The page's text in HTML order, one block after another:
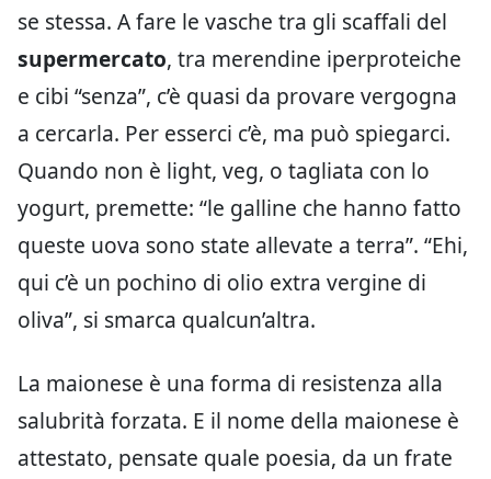
se stessa. A fare le vasche tra gli scaffali del
supermercato, tra merendine iperproteiche
e cibi “senza”, c’è quasi da provare vergogna
a cercarla. Per esserci c’è, ma può spiegarci.
Quando non è light, veg, o tagliata con lo
yogurt, premette: “le galline che hanno fatto
queste uova sono state allevate a terra”. “Ehi,
qui c’è un pochino di olio extra vergine di
oliva”, si smarca qualcun’altra.
La maionese è una forma di resistenza alla
salubrità forzata. E il nome della maionese è
attestato, pensate quale poesia, da un frate